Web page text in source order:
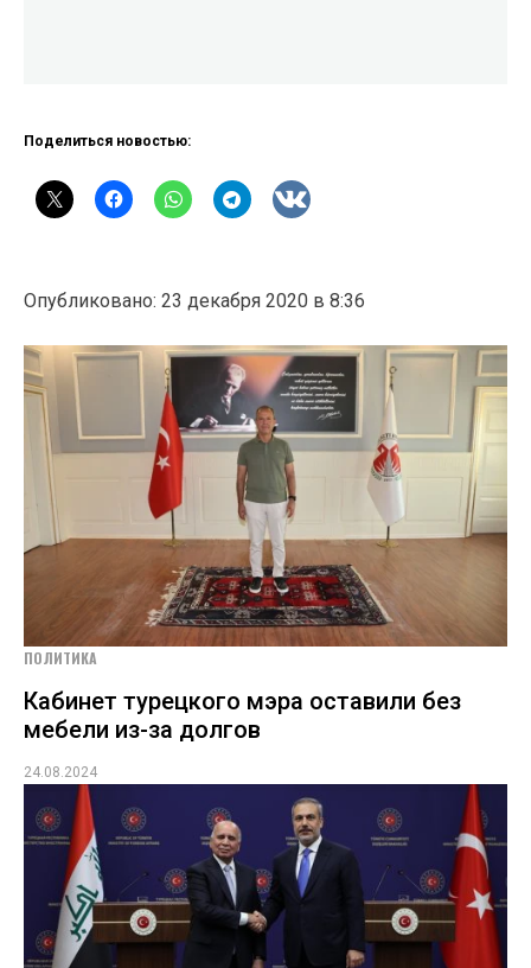
Поделиться новостью:
Опубликовано: 23 декабря 2020 в 8:36
ПОЛИТИКА
Кабинет турецкого мэра оставили без
мебели из-за долгов
24.08.2024